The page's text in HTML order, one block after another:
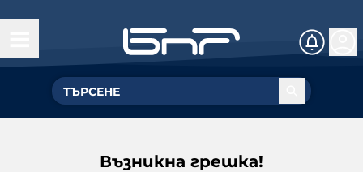
Възникна грешка!